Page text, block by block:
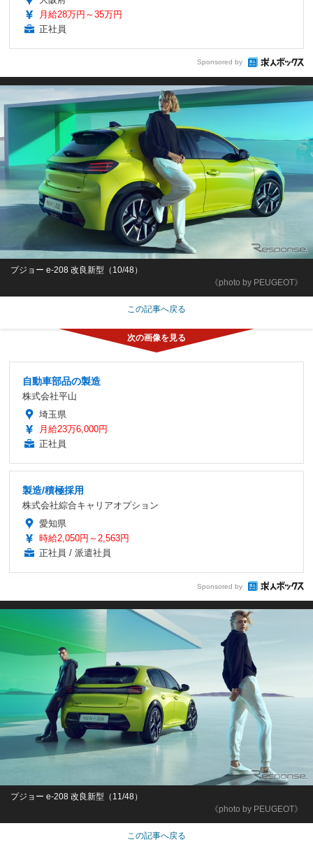
月給28万円～35万円
正社員
Sponsored by
《photo by PEUGEOT》
プジョー e-208 改良新型（10/48）
この記事へ戻る
自動車部品の製造
株式会社平山
埼玉県
月給23万6,000円
正社員
製造/積極採用
株式会社綜合キャリアオプション
愛知県
時給2,050円～2,563円
正社員 / 派遣社員
Sponsored by
《photo by PEUGEOT》
プジョー e-208 改良新型（11/48）
この記事へ戻る